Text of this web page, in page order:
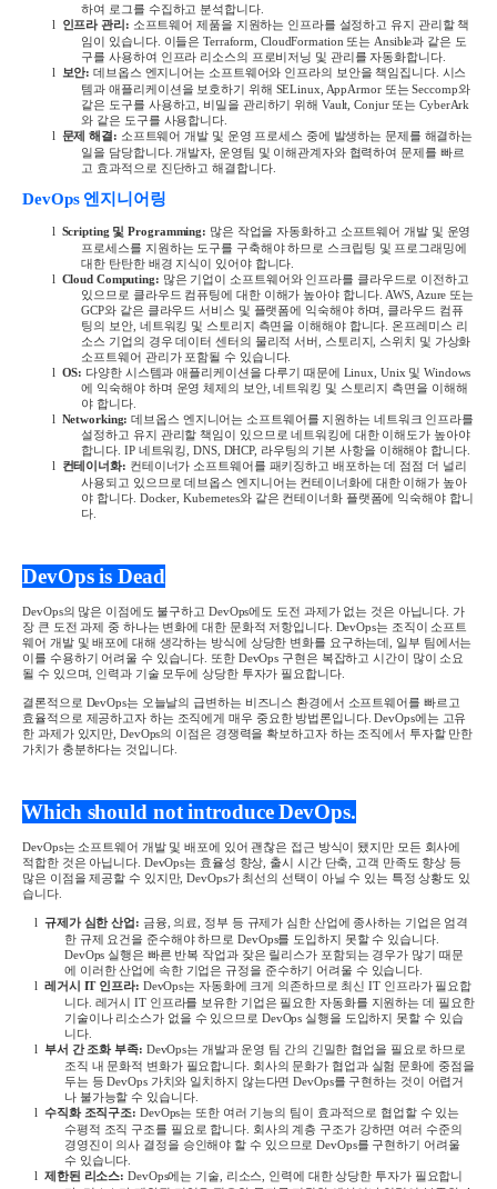
하여 로그를 수집하고 분석합니다.
l
인프라 관리: 소프트웨어 제품을 지원하는 인프라를 설정하고 유지 관리할 책
임이 있습니다. 이들은 Terraform, CloudFormation 또는 Ansible과 같은 도
구를 사용하여 인프라 리소스의 프로비저닝 및 관리를 자동화합니다.
l
보안:데브옵스 엔지니어는 소프트웨어와 인프라의 보안을 책임집니다. 시스
템과 애플리케이션을 보호하기 위해 SELinux, AppArmor 또는Seccomp와
같은 도구를 사용하고
비밀을 관리하기 위해 Vault, Conjur 또는 CyberArk
와 같은 도구를 사용합니다
l 문제 해결: 소프트웨어 개발 및 운영 프로세스 중에 발생하는 문제를 해결하는
일을 담당합니다. 개발자 운영팀 및 이해관계자와 협력하여 문제를 빠르
고 효과적으로 진단하고 해결합니다.
DevOps 엔지니어링
l Scripting 및 Programming: 많은 작업을 자동화하고 소프트웨어 개발 및 운영
프로세스를 지원하는 도구를 구축해야 하므로 스크립팅 및 프로그래밍에
대한 탄탄한 배경 지식이 있어야 합니다
l Cloud Computing: 많은 기업이 소프트웨어와 인프라를 클라우드로 이전하고
있으므로 클라우드 컴퓨팅에 대한 이해가 높아야 합니다. AWS, Azure 또는
GCP와 같은 클라우드 서비스 및 플랫폼에 익숙해야 하며 ,클라우드 컴퓨
팅의 보안, 네트워킹 및 스토리지 측면을 이해해야 합니다 온프레미스 리
소스 기업의 경우 데이터 센터의 물리적 서버 스토리지 스위치 및 가상화
소프트웨어 관리가 포함될 수 있습니다.
l OS: 다양한 시스템과 애플리케이션을 다루기 때문에 Linux, Unix 및 Windows
에 익숙해야 하며 운영 체제의 보안,네트워킹 및 스토리지 측면을 이해해
야 합니다.
l Networking: 데브옵스 엔지니어는 소프트웨어를 지원하는 네트워크 인프라를
설정하고 유지 관리할 책임이 있으므로 네트워킹에 대한 이해도가 높아야
합니다 . IP 네트워킹 , DNS, DHCP, 라우팅의 기본 사항을 이해해야 합니다.
l
컨테이너화: 컨테이너가 소프트웨어를 패키징하고 배포하는 데 점점 더 널리
사용되고 있으므로 데브옵스 엔지니어는 컨테이너화에 대한 이해가 높아
야 합니다. Docker, Kubernetes와 같은 컨테이너화 플랫폼에 익숙해야 합니
다
DevOps is Dead
DevOps의 많은 이점에도 불구하고 DevOps에도 도전 과제가 없는 것은 아닙니다 가
장 큰 도전 과제 중 하나는 변화에 대한 문화적 저항입니다. DevOps는 조직이 소프트
웨어 개발 및 배포에 대해 생각하는 방식에 상당한 변화를 요구하는데
일부 팀에서는
이를 수용하기 어려울 수 있습니다 또한 DevOps 구현은 복잡하고 시간이 많이 소요
될 수 있으며 인력과 기술 모두에 상당한 투자가 필요합니다.
결론적으로 DevOps는 오늘날의 급변하는 비즈니스 환경에서 소프트웨어를 빠르고
효율적으로 제공하고자 하는 조직에게 매우 중요한 방법론입니다. DevOps에는 고유
한 과제가 있지만 , DevOps의 이점은 경쟁력을 확보하고자 하는 조직에서 투자할 만한
가치가 충분하다는 것입니다.
Which should not introduce DevOps.
DevOps는 소프트웨어 개발 및 배포에 있어 괜찮은 접근 방식이 됐지만 모든 회사에
적합한 것은 아닙니다 . DevOps는 효율성 향상 ,출시 시간 단축
고객 만족도 향상 등
많은 이점을 제공할 수 있지만, DevOps가 최선의 선택이 아닐 수 있는 특정 상황도 있
습니다.
l 규제가 심한 산업: 금융, 의료
정부 등 규제가 심한 산업에 종사하는 기업은 엄격
한 규제 요건을 준수해야 하므로DevOps를 도입하지 못할 수 있습니다.
DevOps실행은 빠른 반복 작업과 잦은 릴리스가 포함되는 경우가 많기 때문
에 이러한 산업에 속한 기업은 규정을 준수하기 어려울 수 있습니다
l 레거시 IT 인프라: DevOps는 자동화에 크게 의존하므로 최신 IT 인프라가 필요합
니다. 레거시 IT 인프라를 보유한 기업은 필요한 자동화를 지원하는 데 필요한
기술이나 리소스가 없을 수 있으므로 DevOps실행을 도입하지 못할 수 있습
니다.
l 부서 간 조화 부족: DevOps는 개발과 운영 팀 간의 긴밀한 협업을 필요로 하므로
조직 내 문화적 변화가 필요합니다 회사의 문화가 협업과 실험 문화에 중점을
두는 등DevOps 가치와 일치하지 않는다면DevOps를 구현하는 것이 어렵거
나 불가능할 수 있습니다.
l 수직화 조직구조: DevOps는 또한 여러 기능의 팀이 효과적으로 협업할 수 있는
수평적 조직 구조를 필요로 합니다 회사의 계층 구조가 강하면 여러 수준의
경영진이 의사 결정을 승인해야 할 수 있으므로DevOps를 구현하기 어려울
수 있습니다
l 제한된 리소스: DevOps에는 기술, 리소스
인력에 대한 상당한 투자가 필요합니